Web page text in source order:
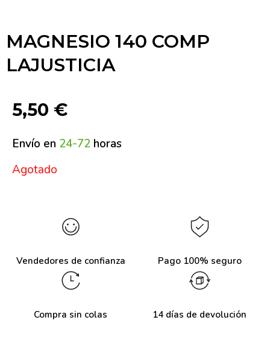
MAGNESIO 140 COMP
LAJUSTICIA
5,50 €
Envío en 24-72 horas
Agotado
Vendedores de confianza Pago 100% seguro
Compra sin colas 14 días de devolución